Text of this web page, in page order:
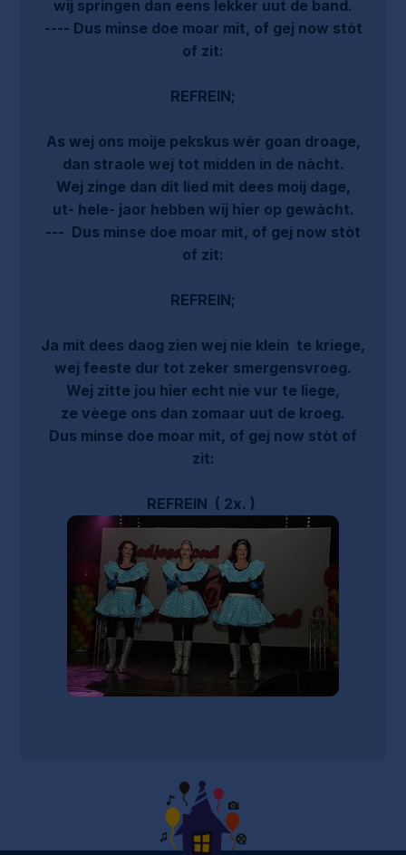
wij springen dan eens lekker uut de band.
---- Dus minse doe moar mit, of gej now stòt
of zit:
REFREIN;
As wej ons moije pekskus wèr goan droage,
dan straole wej tot midden in de nàcht.
Wej zinge dan dit lied mit dees moij dage,
ut- hele- jaor hebben wij hier op gewàcht.
--- Dus minse doe moar mit, of gej now stòt
of zit:
REFREIN;
Ja mit dees daog zien wej nie klein te kriege,
wej feeste dur tot zeker smergensvroeg.
Wej zitte jou hier echt nie vur te liege,
ze vèege ons dan zomaar uut de kroeg.
Dus minse doe moar mit, of gej now stòt of
zit:
REFREIN ( 2x. )